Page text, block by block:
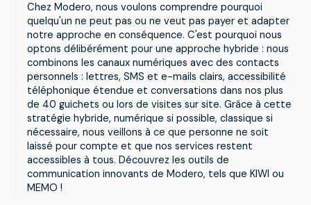
Chez Modero, nous voulons comprendre pourquoi
quelqu'un ne peut pas ou ne veut pas payer et adapter
notre approche en conséquence. C'est pourquoi nous
optons délibérément pour une approche hybride : nous
combinons les canaux numériques avec des contacts
personnels : lettres, SMS et e-mails clairs, accessibilité
téléphonique étendue et conversations dans nos plus
de 40 guichets ou lors de visites sur site. Grâce à cette
stratégie hybride, numérique si possible, classique si
nécessaire, nous veillons à ce que personne ne soit
laissé pour compte et que nos services restent
accessibles à tous. Découvrez les outils de
communication innovants de Modero, tels que KIWI ou
MEMO !